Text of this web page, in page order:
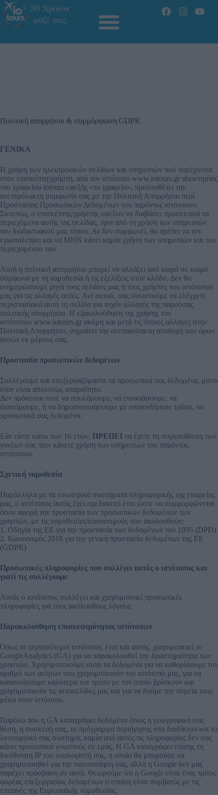
Πολιτική απορρήτου & συμμόρφωση GDPR
ΓΕΝΙΚΑ
Η χρήση των ηλεκτρονικών σελίδων και υπηρεσιών πού παρέχονται
στον επισκέπτη/χρήστη, από τον ιστότοπο www.iotours.gr ιδιοκτησίας
του γραφείου iotours εφεξής «το γραφείο», προϋποθέτει την
ανεπιφύλακτη συμφωνία σας με την Πολιτική Απορρήτου περί
Προστασίας Προσωπικών Δεδομένων του παρόντος ιστότοπου.
Συνεπώς, ο επισκέπτης/χρήστης οφείλει να διαβάσει προσεκτικά τα
περιεχόμενα αυτής της σελίδας, πριν από τη χρήση των υπηρεσιών
του διαδικτυακού μας τόπου. Αν δεν συμφωνεί, θα πρέπει να τον
εγκαταλείψει και να ΜΗΝ κάνει καμία χρήση των υπηρεσιών και του
περιεχομένου του.
Αυτή η πολιτική απορρήτου μπορεί να αλλάζει από καιρό σε καιρό
σύμφωνα με τη νομοθεσία ή τις εξελίξεις στον κλάδο. Δεν θα
ενημερώσουμε ρητά τους πελάτες μας ή τους χρήστες του ιστότοπου
μας για τις αλλαγές αυτές. Αντ̓ αυτού, σας συνιστούμε να ελέγχετε
περιστασιακά αυτή τη σελίδα για τυχόν αλλαγές της παρούσας
πολιτικής απορρήτου. Η εξακολούθηση της χρήσης του
ιστότοπου www.iotours.gr ακόμη και μετά τις όποιες αλλαγές στην
Πολιτική Απορρήτου, σημαίνει την ανεπιφύλακτη αποδοχή των όρων
αυτών εκ μέρους σας.
Προστασία προσωπικών δεδομένων
Συλλέγουμε και επεξεργαζόμαστε τα προσωπικά σας δεδομένα, μόνο
όταν είναι απολύτως απαραίτητο.
Δεν πρόκειται ποτέ να πουλήσουμε, να ενοικιάσουμε, να
διανείμουμε, ή να δημοσιοποιήσουμε με οποιονδήποτε τρόπο, τα
προσωπικά σας δεδομένα.
Εάν είστε κάτω των 16 ετών, ΠΡΕΠΕΙ να έχετε τη συγκατάθεση των
γονέων σας πριν κάνετε χρήση των υπηρεσιών του παρόντος
ιστότοπου.
Σχετική νομοθεσία
Παράλληλα με τα εσωτερικά συστήματα πληροφορικής της εταιρείας
μας, ο ιστότοπος αυτός έχει σχεδιαστεί έτσι ώστε να συμμορφώνεται
όσον αφορά την προστασία των προσωπικών δεδομένων των
χρηστών, με τις νομοθεσίες/κανονισμούς που ακολουθούν:
1. Οδηγία της ΕΕ για την προστασία των δεδομένων του 1995 (DPD)
2. Κανονισμός 2018 για την γενική προστασία δεδομένων της ΕΕ
(GDPR)
Προσωπικές πληροφορίες που συλλέγει αυτός ο ιστότοπος και
γιατί τις συλλέγουμε
Αυτός ο ιστότοπος συλλέγει και χρησιμοποιεί προσωπικές
πληροφορίες για τους ακόλουθους λόγους:
Παρακολούθηση επισκεψιμότητας ιστότοπων
Όπως οι περισσότεροι ιστότοποι, έτσι και αυτός, χρησιμοποιεί το
GoogleAnalytics (GA) για να παρακολουθεί την δραστηριότητα των
χρηστών. Χρησιμοποιούμε αυτά τα δεδομένα για να καθορίσουμε τον
αριθμό των ατόμων που χρησιμοποιούν τον ιστότοπό μας, για να
κατανοήσουμε καλύτερα τον τρόπο με τον οποίο βρίσκουν και
χρησιμοποιούν τις ιστοσελίδες μας και για να δούμε την πορεία τους
μέσα στον ιστότοπο.
Παρόλο που η GA καταγράφει δεδομένα όπως η γεωγραφική σας
θέση, η συσκευή σας, το πρόγραμμα περιήγησης στο διαδίκτυο και το
λειτουργικό σας σύστημα, καμία από αυτές τις πληροφορίες δεν σας
κάνει προσωπικά γνωστούς σε εμάς. Η GA καταγράφει επίσης τη
διεύθυνση IP του υπολογιστή σας, η οποία θα μπορούσε να
χρησιμοποιηθεί για την ταυτοποίηση σας, αλλά η Google δεν μας
παρέχει πρόσβαση σε αυτό. Θεωρούμε ότι η Google είναι ένας τρίτος
φορέας επεξεργασίας δεδομένων ο οποίος είναι συμβατός με τις
επιταγές της Ευρωπαϊκής νομοθεσίας.